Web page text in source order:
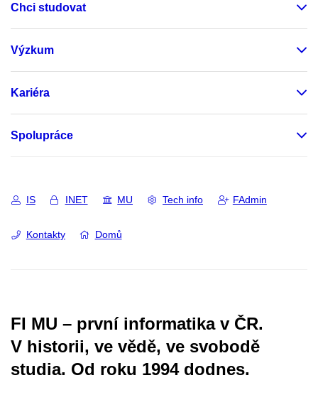
Chci studovat
Výzkum
Kariéra
Spolupráce
IS INET MU Tech info FAdmin
Kontakty Domů
FI MU – první informatika v ČR.
V historii, ve vědě, ve svobodě
studia. Od roku 1994 dodnes.